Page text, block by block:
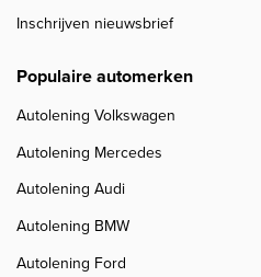
Inschrijven nieuwsbrief
Populaire automerken
Autolening Volkswagen
Autolening Mercedes
Autolening Audi
Autolening BMW
Autolening Ford